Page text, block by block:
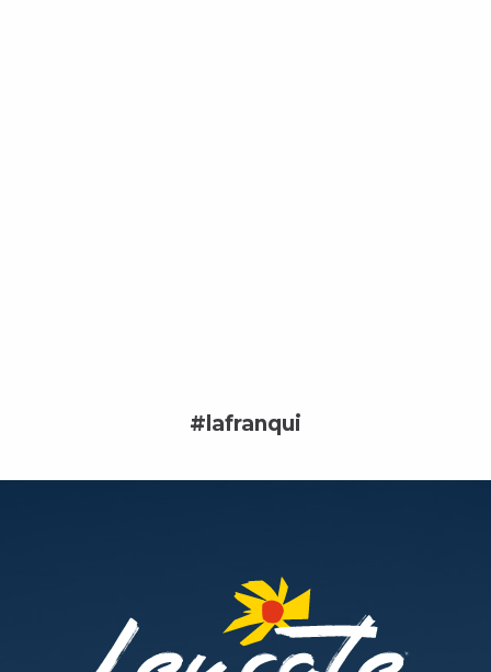
#lafranqui